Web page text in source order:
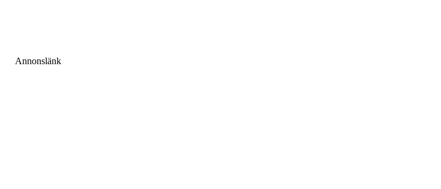
Annonslänk